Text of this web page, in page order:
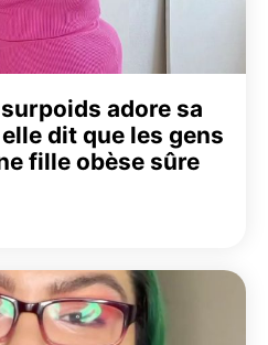
adore sa
dit que les gens
fille obèse sûre